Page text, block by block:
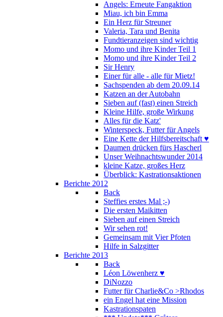
Angels: Erneute Fangaktion
Miau, ich bin Emma
Ein Herz für Streuner
Valeria, Tara und Benita
Fundtieranzeigen sind wichtig
Momo und ihre Kinder Teil 1
Momo und ihre Kinder Teil 2
Sir Henry
Einer für alle - alle für Mietz!
Sachspenden ab dem 20.09.14
Katzen an der Autobahn
Sieben auf (fast) einen Streich
Kleine Hilfe, große Wirkung
Alles für die Katz'
Winterspeck, Futter für Angels
Eine Kette der Hilfsbereitschaft ♥
Daumen drücken fürs Hascherl
Unser Weihnachtswunder 2014
kleine Katze, großes Herz
Überblick: Kastrationsaktionen
Berichte 2012
Back
Steffies erstes Mal ;-)
Die ersten Maikitten
Sieben auf einen Streich
Wir sehen rot!
Gemeinsam mit Vier Pfoten
Hilfe in Salzgitter
Berichte 2013
Back
Léon Löwenherz ♥
DiNozzo
Futter für Charlie&Co >Rhodos
ein Engel hat eine Mission
Kastrationspaten